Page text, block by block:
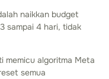
naikkan budget
sampai 4 hari, tidak
memicu algoritma Meta
semua